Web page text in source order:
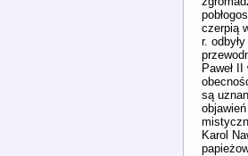
czerpią
r.
Paweł
są
Karol